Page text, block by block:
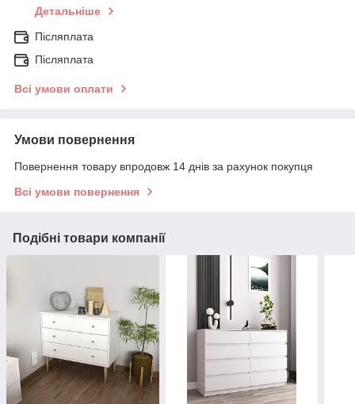
Детальніше
Післяплата
Післяплата
Всі умови оплати
Умови повернення
Повернення товару впродовж 14 днів за рахунок покупця
Всі умови повернення
Подібні товари компанії